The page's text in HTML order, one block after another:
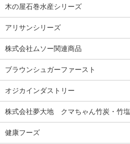
木の屋石巻水産シリーズ
アリサンシリーズ
株式会社ムソー関連商品
ブラウンシュガーファースト
オジカインダストリー
株式会社夢大地 クマちゃん竹炭・竹
健康フーズ